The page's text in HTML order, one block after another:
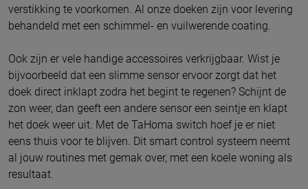
verstikking te voorkomen. Al onze doeken zijn voor levering
behandeld met een schimmel- en vuilwerende coating.
Ook zijn er vele handige accessoires verkrijgbaar. Wist je
bijvoorbeeld dat een slimme sensor ervoor zorgt dat het
doek direct inklapt zodra het begint te regenen? Schijnt de
zon weer, dan geeft een andere sensor een seintje en klapt
het doek weer uit. Met de TaHoma switch hoef je er niet
eens thuis voor te blijven. Dit smart control systeem neemt
al jouw routines met gemak over, met een koele woning als
resultaat.